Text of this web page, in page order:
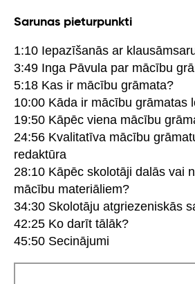
Sarunas pieturpunkti
1:10 Iepazīšanās ar
3:49 Inga Pāvula par mācību
5:18 Kas ir mācību grāmata?
10:00 Kāda ir mācību grāmatas
19:50 Kāpēc viena mācību
24:56 Kvalitatīva mācību
redaktūra
28:10 Kāpēc skolotāji dalās vai
mācību materiāliem?
34:30 Skolotāju atgriezeniskās
42:25 Ko darīt tālāk?
45:50 Secinājumi